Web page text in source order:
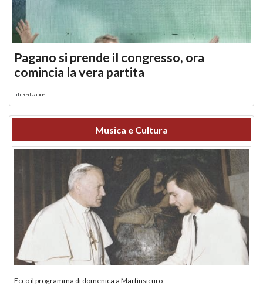
Pagano si prende il congresso, ora
comincia la vera partita
di Redazione
Musica e Cultura
Ecco il programma di domenica a Martinsicuro